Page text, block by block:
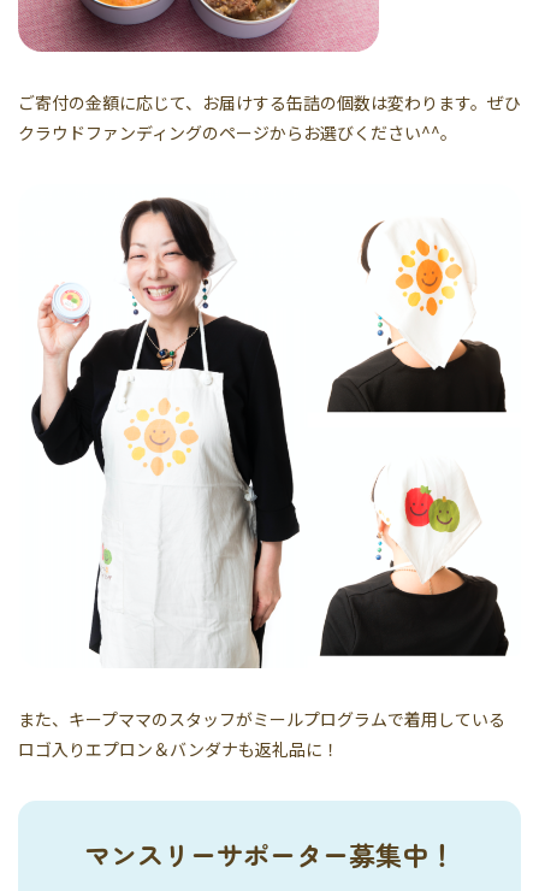
ご寄付の金額に応じて、お届けする缶詰の個数は変わります。ぜひ
クラウドファンディングのページからお選びください^^。
また、キープママのスタッフがミールプログラムで着用している
ロゴ入りエプロン＆バンダナも返礼品に！
マンスリーサポーター募集中！